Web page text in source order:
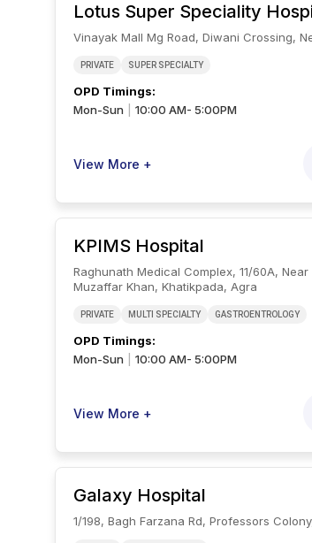
Lotus Super Speciality
Vinayak Mall Mg Road, Diwani Crossing,
PRIVATE SUPER SPECIALTY
OPD Timings:
Mon-Sun
10:00 AM- 5:00PM
View More +
KPIMS Hospital
Raghunath Medical Complex, 11/60A,
Muzaffar Khan, Khatikpada, Agra
PRIVATE MULTI SPECIALTY GASTROENTROLOGY
OPD Timings:
Mon-Sun
10:00 AM- 5:00PM
View More +
Galaxy Hospital
1/198, Bagh Farzana Rd, Professors